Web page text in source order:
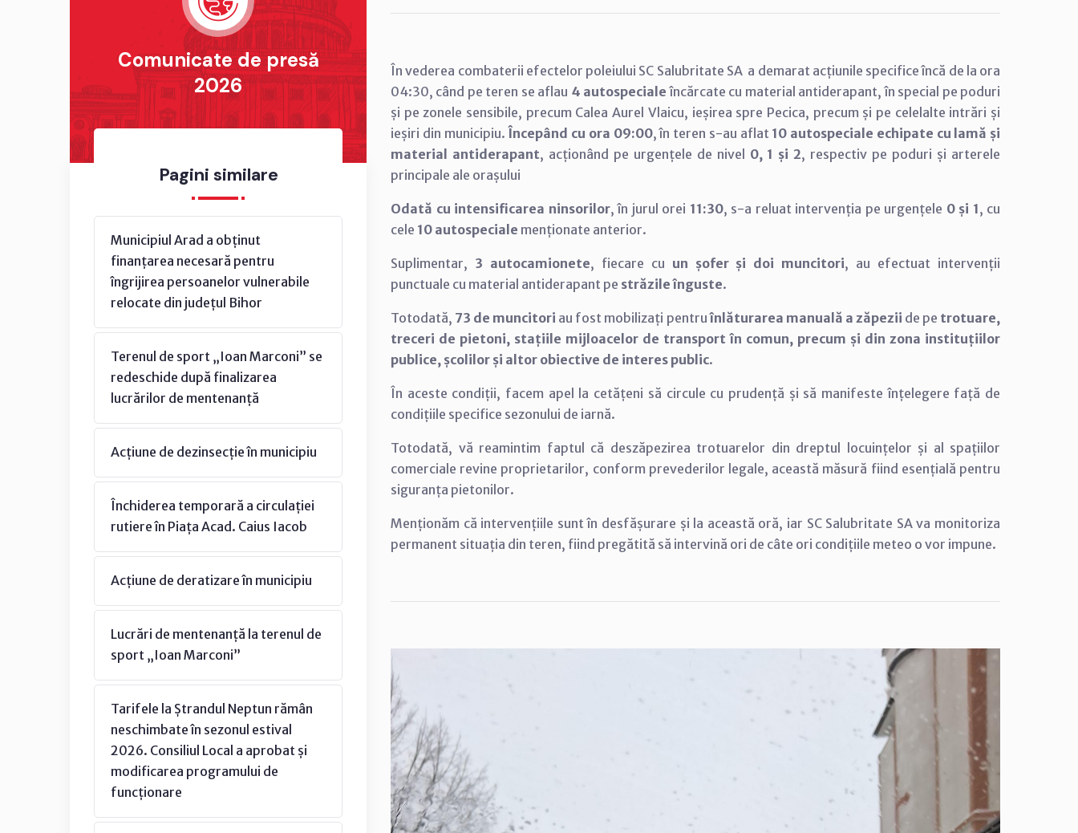
Comunicate de presă
2026
Pagini similare
Municipiul Arad a obținut
finanțarea necesară pentru
îngrijirea persoanelor vulnerabile
relocate din județul Bihor
Terenul de sport „Ioan Marconi” se
redeschide după finalizarea
lucrărilor de mentenanță
Acțiune de dezinsecție în municipiu
Închiderea temporară a circulației
rutiere în Piața Acad. Caius Iacob
Acțiune de deratizare în municipiu
Lucrări de mentenanță la terenul de
sport „Ioan Marconi”
Tarifele la Ștrandul Neptun rămân
neschimbate în sezonul estival
2026. Consiliul Local a aprobat și
modificarea programului de
funcționare
În vederea combaterii efectelor poleiului SC Salubritate SA a demarat acțiunile specifice încă de la ora
04:30, când pe teren se aflau 4 autospeciale încărcate cu material antiderapant, în special pe poduri
și pe zonele sensibile, precum Calea Aurel Vlaicu, ieșirea spre Pecica, precum și pe celelalte intrări și
ieșiri din municipiu. Începând cu ora 09:00, în teren s-au aflat 10 autospeciale echipate cu lamă și
material antiderapant, acționând pe urgențele de nivel 0, 1 și 2, respectiv pe poduri și arterele
principale ale orașului
Odată cu intensificarea ninsorilor, în jurul orei 11:30, s-a reluat intervenția pe urgențele 0 și 1, cu
cele 10 autospeciale menționate anterior.
Suplimentar, 3 autocamionete, fiecare cu un șofer și doi muncitori, au efectuat intervenții
punctuale cu material antiderapant pe străzile înguste.
Totodată, 73 de muncitori au fost mobilizați pentruînlăturarea manuală a zăpezii de pe trotuare,
treceri de pietoni, stațiile mijloacelor de transport în comun, precum și din zona instituțiilor
publice, școlilor și altor obiective de interes public.
În aceste condiții, facem apel la cetățeni să circule cu prudență și să manifeste înțelegere față de
condițiile specifice sezonului de iarnă.
Totodată, vă reamintim faptul că deszăpezirea trotuarelor din dreptul locuințelor și al spațiilor
comerciale revine proprietarilor, conform prevederilor legale, această măsură fiind esențială pentru
siguranța pietonilor.
Menționăm că intervențiile sunt în desfășurare și la această oră, iar SC Salubritate SA va monitoriza
permanent situația din teren, fiind pregătită să intervină ori de câte ori condițiile meteo o vor impune.